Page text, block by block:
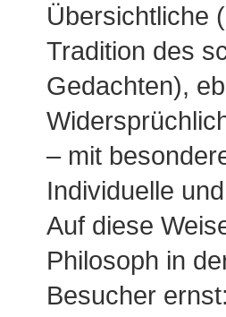
Übersichtliche
Tradition des
Gedachten),
– mit
Individuelle
Auf diese
Philosoph in
Besucher